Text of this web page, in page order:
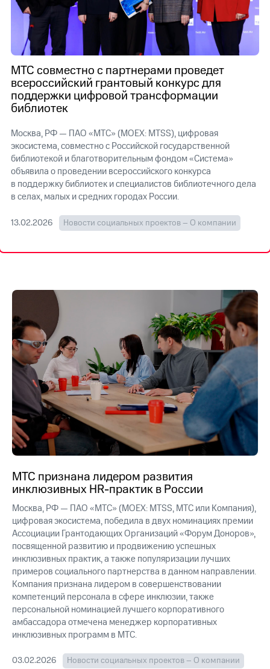
МТС
о технологиях
Достижения
Интервью
Финансовая
отчетность
Контакты
Пригласить
спикера
и акционерам
Корпоративное
управление
секретарь
акционерам
Документы
ПАО
"МТС"
Собрания
акционеров
Личный
кабинет
акционера
Акционерный
капитал
Контроль
и
аудит
Рынок
Описание
Программа
приобретения
Порядок
выкупа
акций
Дивиденды
Рынок
облигаций
Описание
Еврооблигации-2023
Уведомление
о
погашении
именных
МТС совместно с партнерами проведет
всероссийский грантовый конкурс для
поддержки цифровой трансформации
библиотек
Москва, РФ — ПАО «МТС» (MOEX: MTSS), цифровая
экосистема, совместно с Российской государственной
библиотекой и благотворительным фондом «Система»
объявила о проведении всероссийского конкурса
в поддержку библиотек и специалистов библиотечного дела
в селах, малых и средних городах России.
13.02.2026 Новости социальных проектов – О компании
МТС признана лидером развития
инклюзивных HR-практик в России
Москва, РФ — ПАО «МТС» (MOEX: MTSS, МТС или Компания),
цифровая экосистема, победила в двух номинациях премии
Ассоциации Грантодающих Организаций «Форум Доноров»,
посвященной развитию и продвижению успешных
инклюзивных практик, а также популяризации лучших
примеров социального партнерства в данном направлении.
Компания признана лидером в совершенствовании
компетенций персонала в сфере инклюзии, также
персональной номинацией лучшего корпоративного
амбассадора отмечена менеджер корпоративных
инклюзивных программ в МТС.
03.02.2026 Новости социальных проектов – О компании